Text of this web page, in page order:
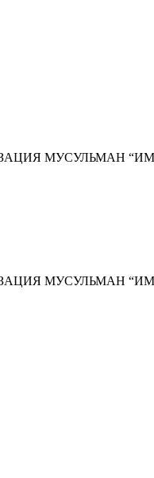
МУСУЛЬМАН
МУСУЛЬМАН